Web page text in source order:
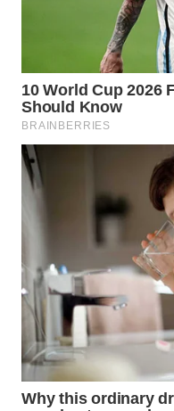
WN
KUNINGAN
MAJALENGKA
WN
SUKABUMI
WN
PURWAKARTA
WN